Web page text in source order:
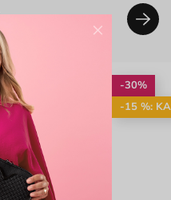
-30%
-15 %:
×